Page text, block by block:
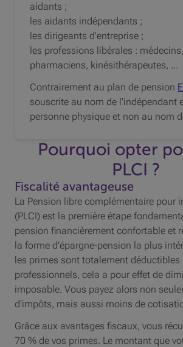
aidants ;
les aidants indépendants ;
les dirigeants d'entreprise ;
les professions libérales :
pharmaciens, kinésithérapeutes, ...
Contrairement au plan de pension
souscrite au nom de l'indépendant
personne physique et non au nom
Pourquoi opter
PLCI ?
Fiscalité avantageuse
La Pension libre complémentaire pour
(PLCI) est la première étape
pension financièrement confortable et
la forme d'épargne-pension la plus
les primes sont totalement déductibles
professionnels, cela a pour effet de
imposable. Vous payez alors non
d'impôts, mais aussi moins de
Grâce aux avantages fiscaux, vous
70 % de vos primes. Le montant que